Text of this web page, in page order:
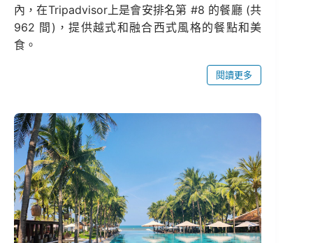
內，在Tripadvisor上是會安排名第 #8 的餐廳 (共
962 間)，提供越式和融合西式風格的餐點和美
食。
閱讀更多